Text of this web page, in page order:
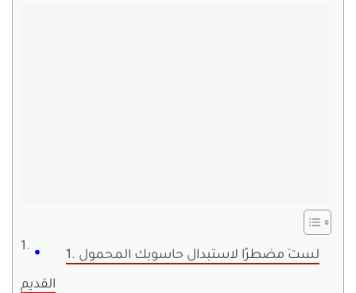
1. لستَ مضطرًا لاستبدال حاسوبك المحمول
القديم